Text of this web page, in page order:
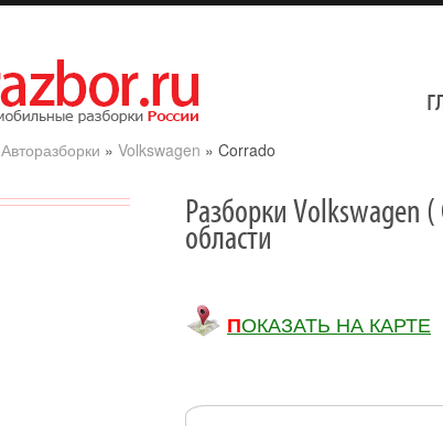
Авторазборки » Volkswagen » Corrado
Разборки Volkswagen
области
ПОКАЗАТЬ НА КАРТЕ